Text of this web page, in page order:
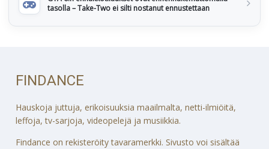
tasolla – Take-Two ei silti nostanut ennustettaan
FINDANCE
Hauskoja juttuja, erikoisuuksia maailmalta, netti-ilmiöitä,
leffoja, tv-sarjoja, videopelejä ja musiikkia.
Findance on rekisteröity tavaramerkki. Sivusto voi sisältää